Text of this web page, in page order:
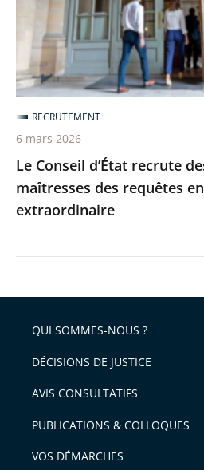
maîtres
maîtresses
des
requêtes
en
service
extraordinaire
Le Conseil d’État recrute
maîtresses des requêtes
extraordinaire
RECRUTEMENT
6 mars 2026
QUI SOMMES-NOUS ?
DÉCISIONS DE JUSTICE
AVIS CONSULTATIFS
PUBLICATIONS & COLLOQUES
VOS DÉMARCHES